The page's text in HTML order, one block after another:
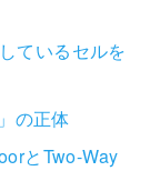
ているセルを
の正体
とTwo-Way